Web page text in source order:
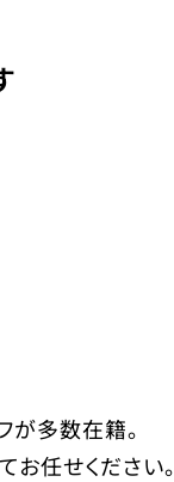
が多数在籍。
任せください。